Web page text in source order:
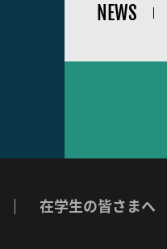
NEWS
在学生の皆さまへ